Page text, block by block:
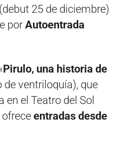
25 de diciembre)
por Autoentrada
Pirulo, una historia de
de ventriloquía), que
en el Teatro del Sol
ofrece entradas desde